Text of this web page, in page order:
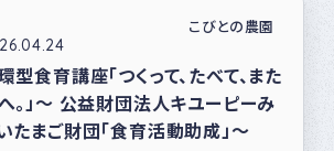
こびとの農園
型食育講座「つくって、たべて、また
。」～ 公益財団法人キユーピーみ
たまご財団「食育活動助成」～